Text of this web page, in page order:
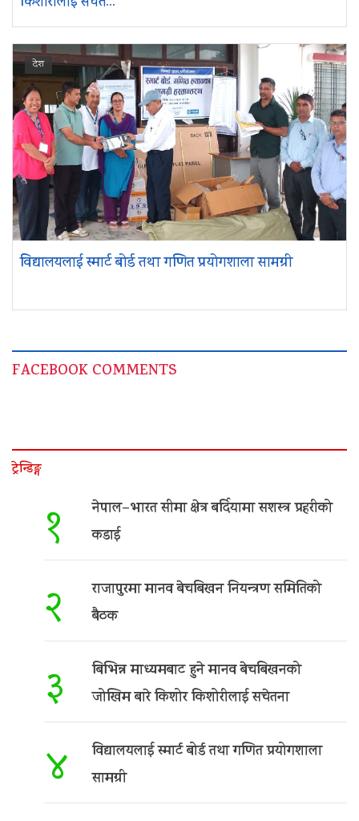
देश
विद्यालयलाई स्मार्ट बोर्ड तथा गणित प्रयोगशाला सामग्री
FACEBOOK COMMENTS
ट्रेन्डिङ्ग
१ नेपाल–भारत सीमा क्षेत्र बर्दियामा सशस्त्र प्रहरीको
कडाई
२ राजापुरमा मानव बेचबिखन नियन्त्रण समितिको
बैठक
३ बिभिन्न माध्यमबाट हुने मानव बेचबिखनको
जोखिम बारे किशोर किशोरीलाई सचेतना
४ विद्यालयलाई स्मार्ट बोर्ड तथा गणित प्रयोगशाला
सामग्री